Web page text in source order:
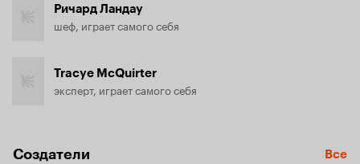
Ричард Ландау
шеф, играет самого себя
Tracye McQuirter
эксперт, играет самого себя
Создатели Все